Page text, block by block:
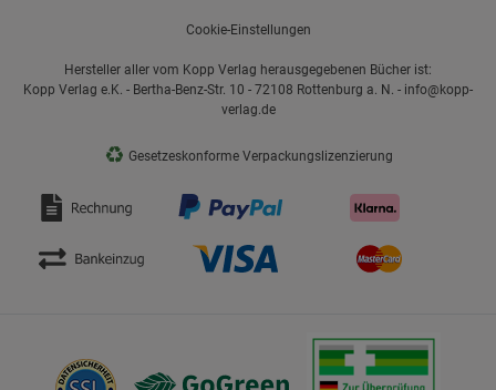
Cookie-Einstellungen
Hersteller aller vom Kopp Verlag herausgegebenen Bücher ist:
Kopp Verlag e.K. - Bertha-Benz-Str. 10 - 72108 Rottenburg a. N. - info@kopp-
verlag.de
♻ Gesetzeskonforme Verpackungslizenzierung